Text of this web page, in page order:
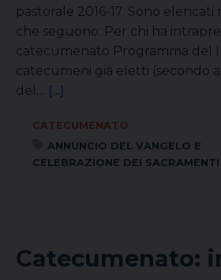
pastorale 2016-17. Sono
che seguono: Per chi ha
catecumenato Programma del I
catecumeni già eletti (secondo
del… [...]
CATECUMENATO
ANNUNCIO DEL VANGELO E
CELEBRAZIONE DEI SACRAMENTI
Catecumenato: